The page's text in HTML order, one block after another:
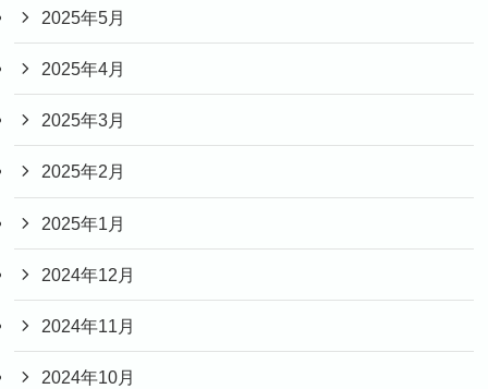
2025年5月
2025年4月
2025年3月
2025年2月
2025年1月
2024年12月
2024年11月
2024年10月